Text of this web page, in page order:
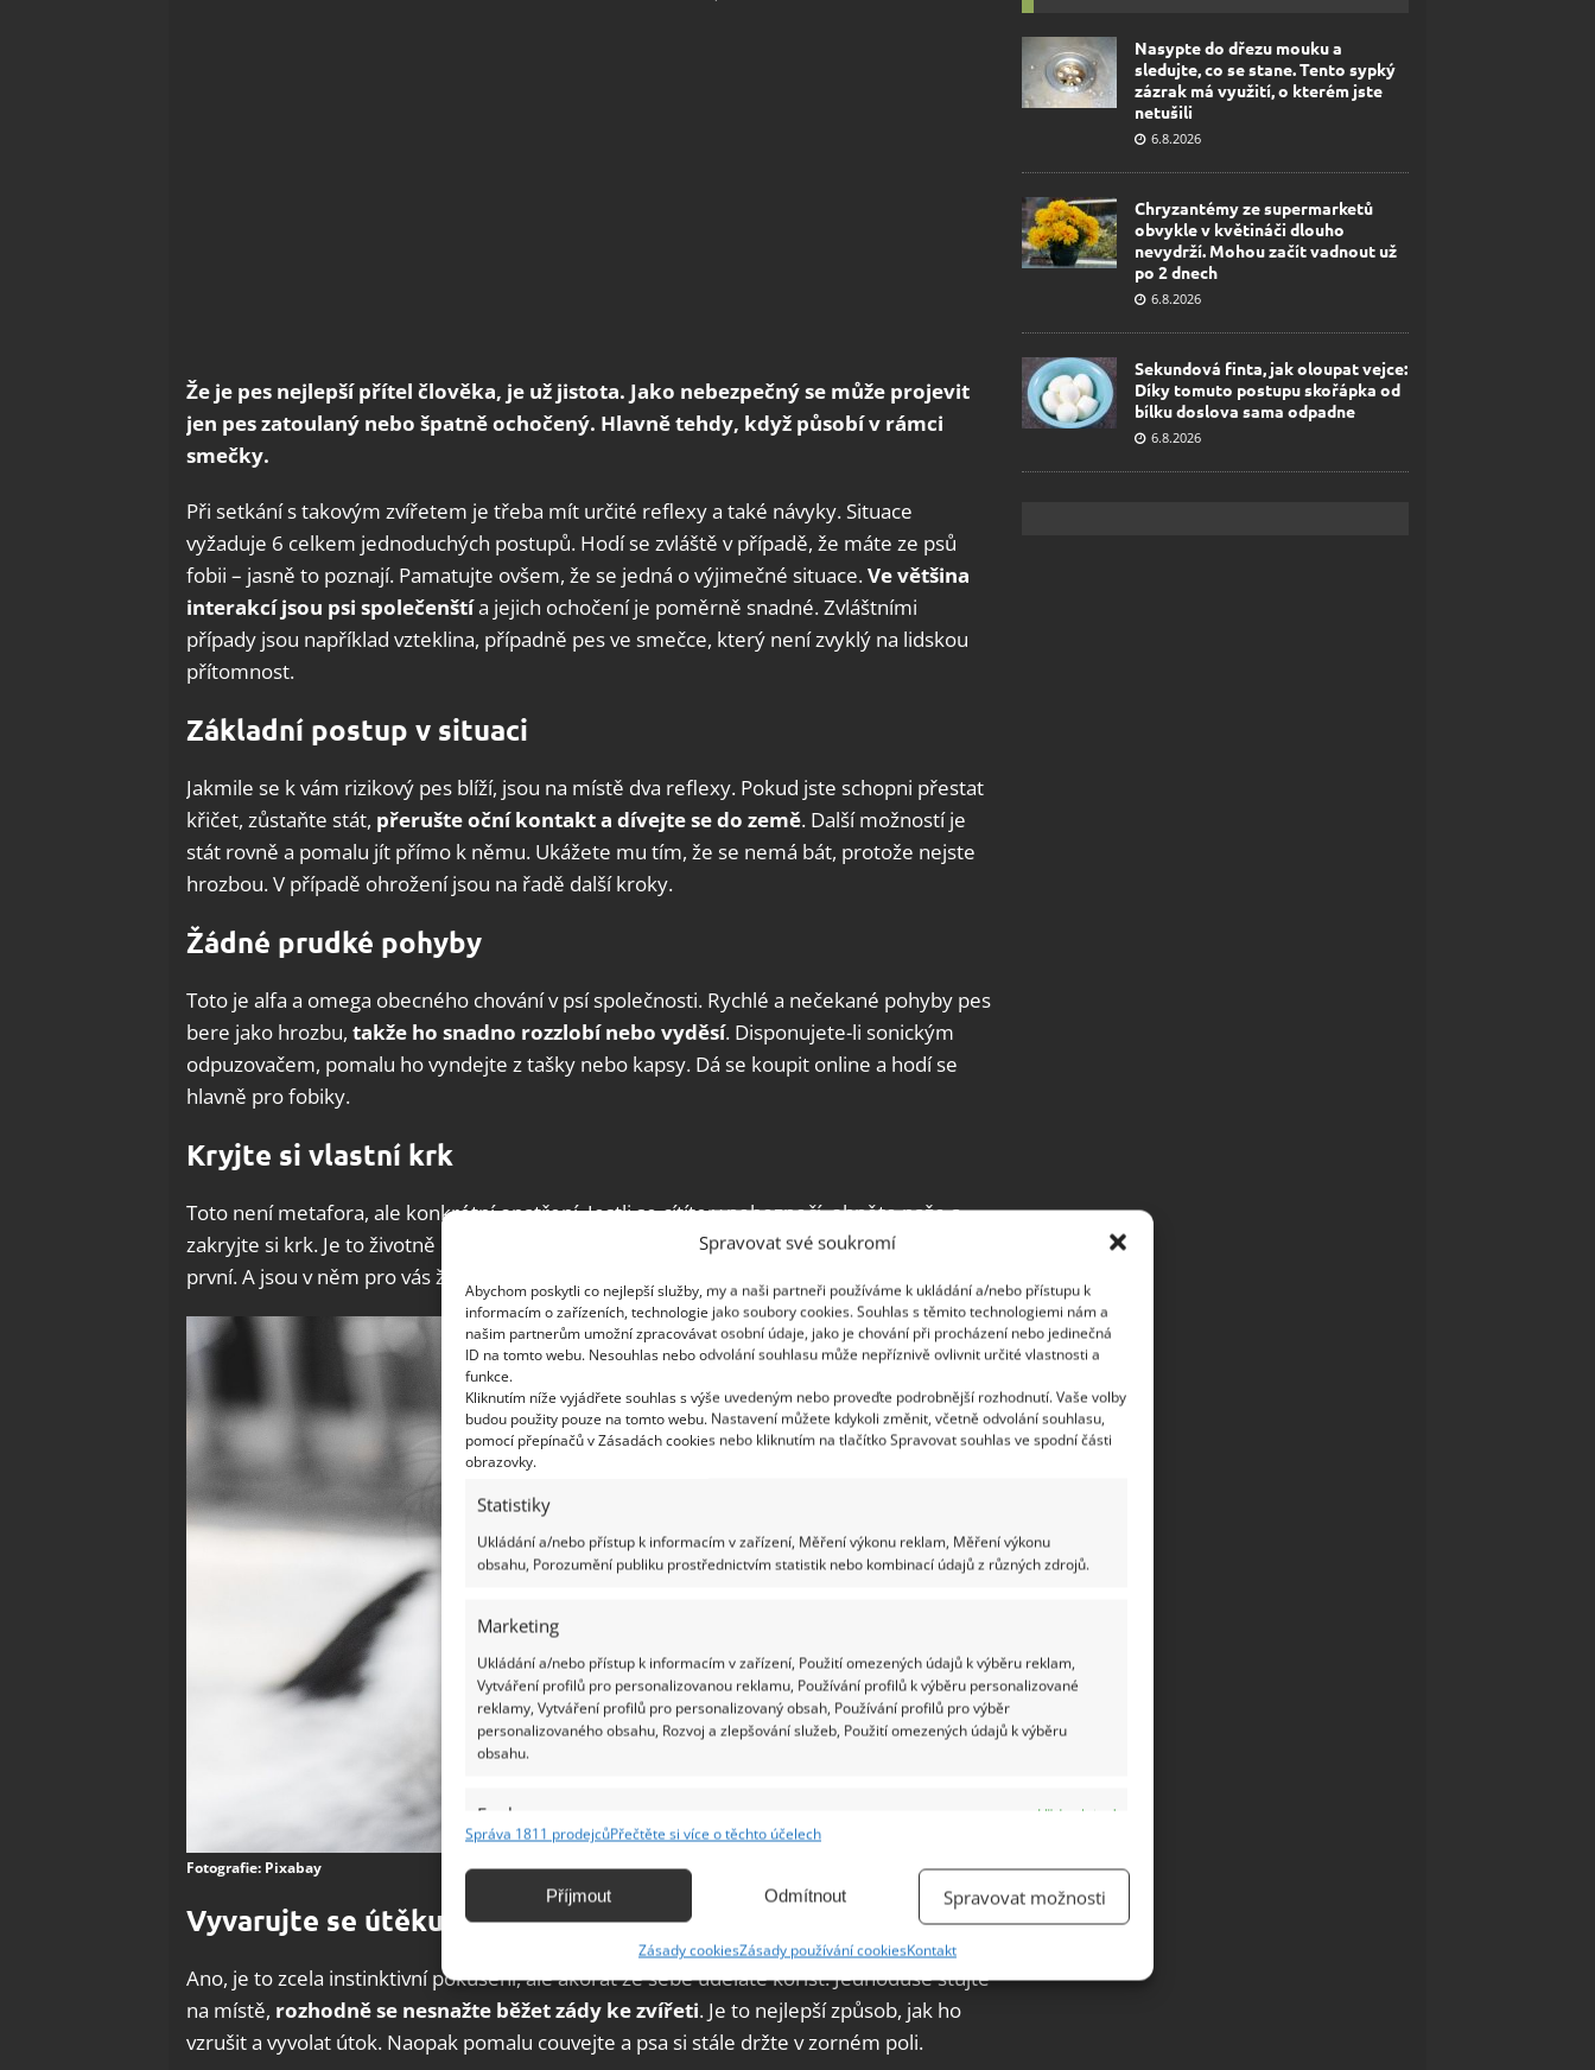
Spravovat své soukromí
Abychom poskytli co nejlepší služby, my a naši partneři používáme k ukládání a/nebo přístupu k
informacím o zařízeních, technologie jako soubory cookies. Souhlas s těmito technologiemi nám a
našim partnerům umožní zpracovávat osobní údaje, jako je chování při procházení nebo jedinečná
ID na tomto webu. Nesouhlas nebo odvolání souhlasu může nepříznivě ovlivnit určité vlastnosti a
funkce.
Kliknutím níže vyjádřete souhlas s výše uvedeným nebo proveďte podrobnější rozhodnutí. Vaše volby
budou použity pouze na tomto webu. Nastavení můžete kdykoli změnit, včetně odvolání souhlasu,
pomocí přepínačů v Zásadách cookies nebo kliknutím na tlačítko Spravovat souhlas ve spodní části
obrazovky.
Statistiky
Ukládání a/nebo přístup k informacím v zařízení, Měření výkonu reklam, Měření výkonu
obsahu, Porozumění publiku prostřednictvím statistik nebo kombinací údajů z různých zdrojů.
Marketing
Ukládání a/nebo přístup k informacím v zařízení, Použití omezených údajů k výběru reklam,
Vytváření profilů pro personalizovanou reklamu, Používání profilů k výběru personalizované
reklamy, Vytváření profilů pro personalizovaný obsah, Používání profilů pro výběr
personalizovaného obsahu, Rozvoj a zlepšování služeb, Použití omezených údajů k výběru
obsahu.
Funkce
Vždy aktivní
Identifikace zařízení na základě automaticky přenášených informací.
základě aktivně vyžádaných informací.
Zajištění bezpečnosti, předcházení a zjišťování podvodů a
odstraňování chyb, Poskytování a zobrazování reklamy a obsahu,
Správa 1811 prodejcůPřečtěte si více o těchto účelech
Příjmout Odmítnout Spravovat možnosti
Zásady cookiesZásady používání cookiesKontakt
Že je pes nejlepší přítel člověka, je už jistota. Jako nebezpečný se může projevit
jen pes zatoulaný nebo špatně ochočený. Hlavně tehdy, když působí v rámci
smečky.
Při setkání s takovým zvířetem je třeba mít určité reflexy a také návyky. Situace
vyžaduje 6 celkem jednoduchých postupů. Hodí se zvláště v případě, že máte ze psů
fobii – jasně to poznají. Pamatujte ovšem, že se jedná o výjimečné situace.Ve většina
interakcí jsou psi společenštía jejich ochočení je poměrně snadné. Zvláštními
případy jsou například vzteklina, případně pes ve smečce, který není zvyklý na lidskou
přítomnost.
Základní postup v situaci
Jakmile se k vám rizikový pes blíží, jsou na místě dva reflexy. Pokud jste schopni přestat
křičet, zůstaňte stát, přerušte oční kontakt a dívejte se do země. Další možností je
stát rovně a pomalu jít přímo k němu. Ukážete mu tím, že se nemá bát, protože nejste
hrozbou. V případě ohrožení jsou na řadě další kroky.
Žádné prudké pohyby
Toto je alfa a omega obecného chování v psí společnosti. Rychlé a nečekané pohyby pes
bere jako hrozbu, takže ho snadno rozzlobí nebo vyděsí. Disponujete-li sonickým
odpuzovačem, pomalu ho vyndejte z tašky nebo kapsy. Dá se koupit online a hodí se
hlavně pro fobiky.
Kryjte si vlastní krk
Toto není metafora, ale konkrétní opatření. Jestli se cítíte v nebezpečí, ohněte paže a
zakryjte si krk. Je to životně důležité místo, na které se pes instinktivně vrhne jako na
první. A jsou v něm pro vás životně důležité tepny a žíly.
Fotografie: Pixabay
Vyvarujte se útěku
Ano, je to zcela instinktivní pokušení, ale akorát ze sebe uděláte kořist. Jednoduše stůjte
na místě, rozhodně se nesnažte běžet zády ke zvířeti. Je to nejlepší způsob, jak ho
vzrušit a vyvolat útok. Naopak pomalu couvejte a psa si stále držte v zorném poli.
Nasypte do dřezu mouku a
sledujte, co se stane. Tento sypký
zázrak má využití, o kterém jste
netušili
6.8.2026
Chryzantémy ze supermarketů
obvykle v květináči dlouho
nevydrží. Mohou začít vadnout už
po 2 dnech
6.8.2026
Sekundová finta, jak oloupat vejce:
Díky tomuto postupu skořápka od
bílku doslova sama odpadne
6.8.2026